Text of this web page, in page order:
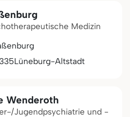
Medizin
Lüneburg-Altstadt
Wenderoth
Jugendpsychiatrie und -